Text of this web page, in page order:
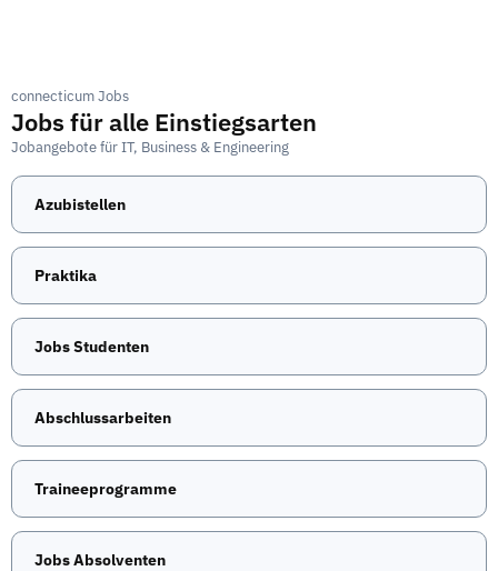
connecticum Jobs
Jobs für alle Einstiegsarten
Jobangebote für IT, Business & Engineering
Azubistellen
Praktika
Jobs Studenten
Abschlussarbeiten
Traineeprogramme
Jobs Absolventen